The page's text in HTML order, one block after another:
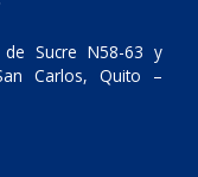
Sucre N58-63 y
Carlos, Quito –